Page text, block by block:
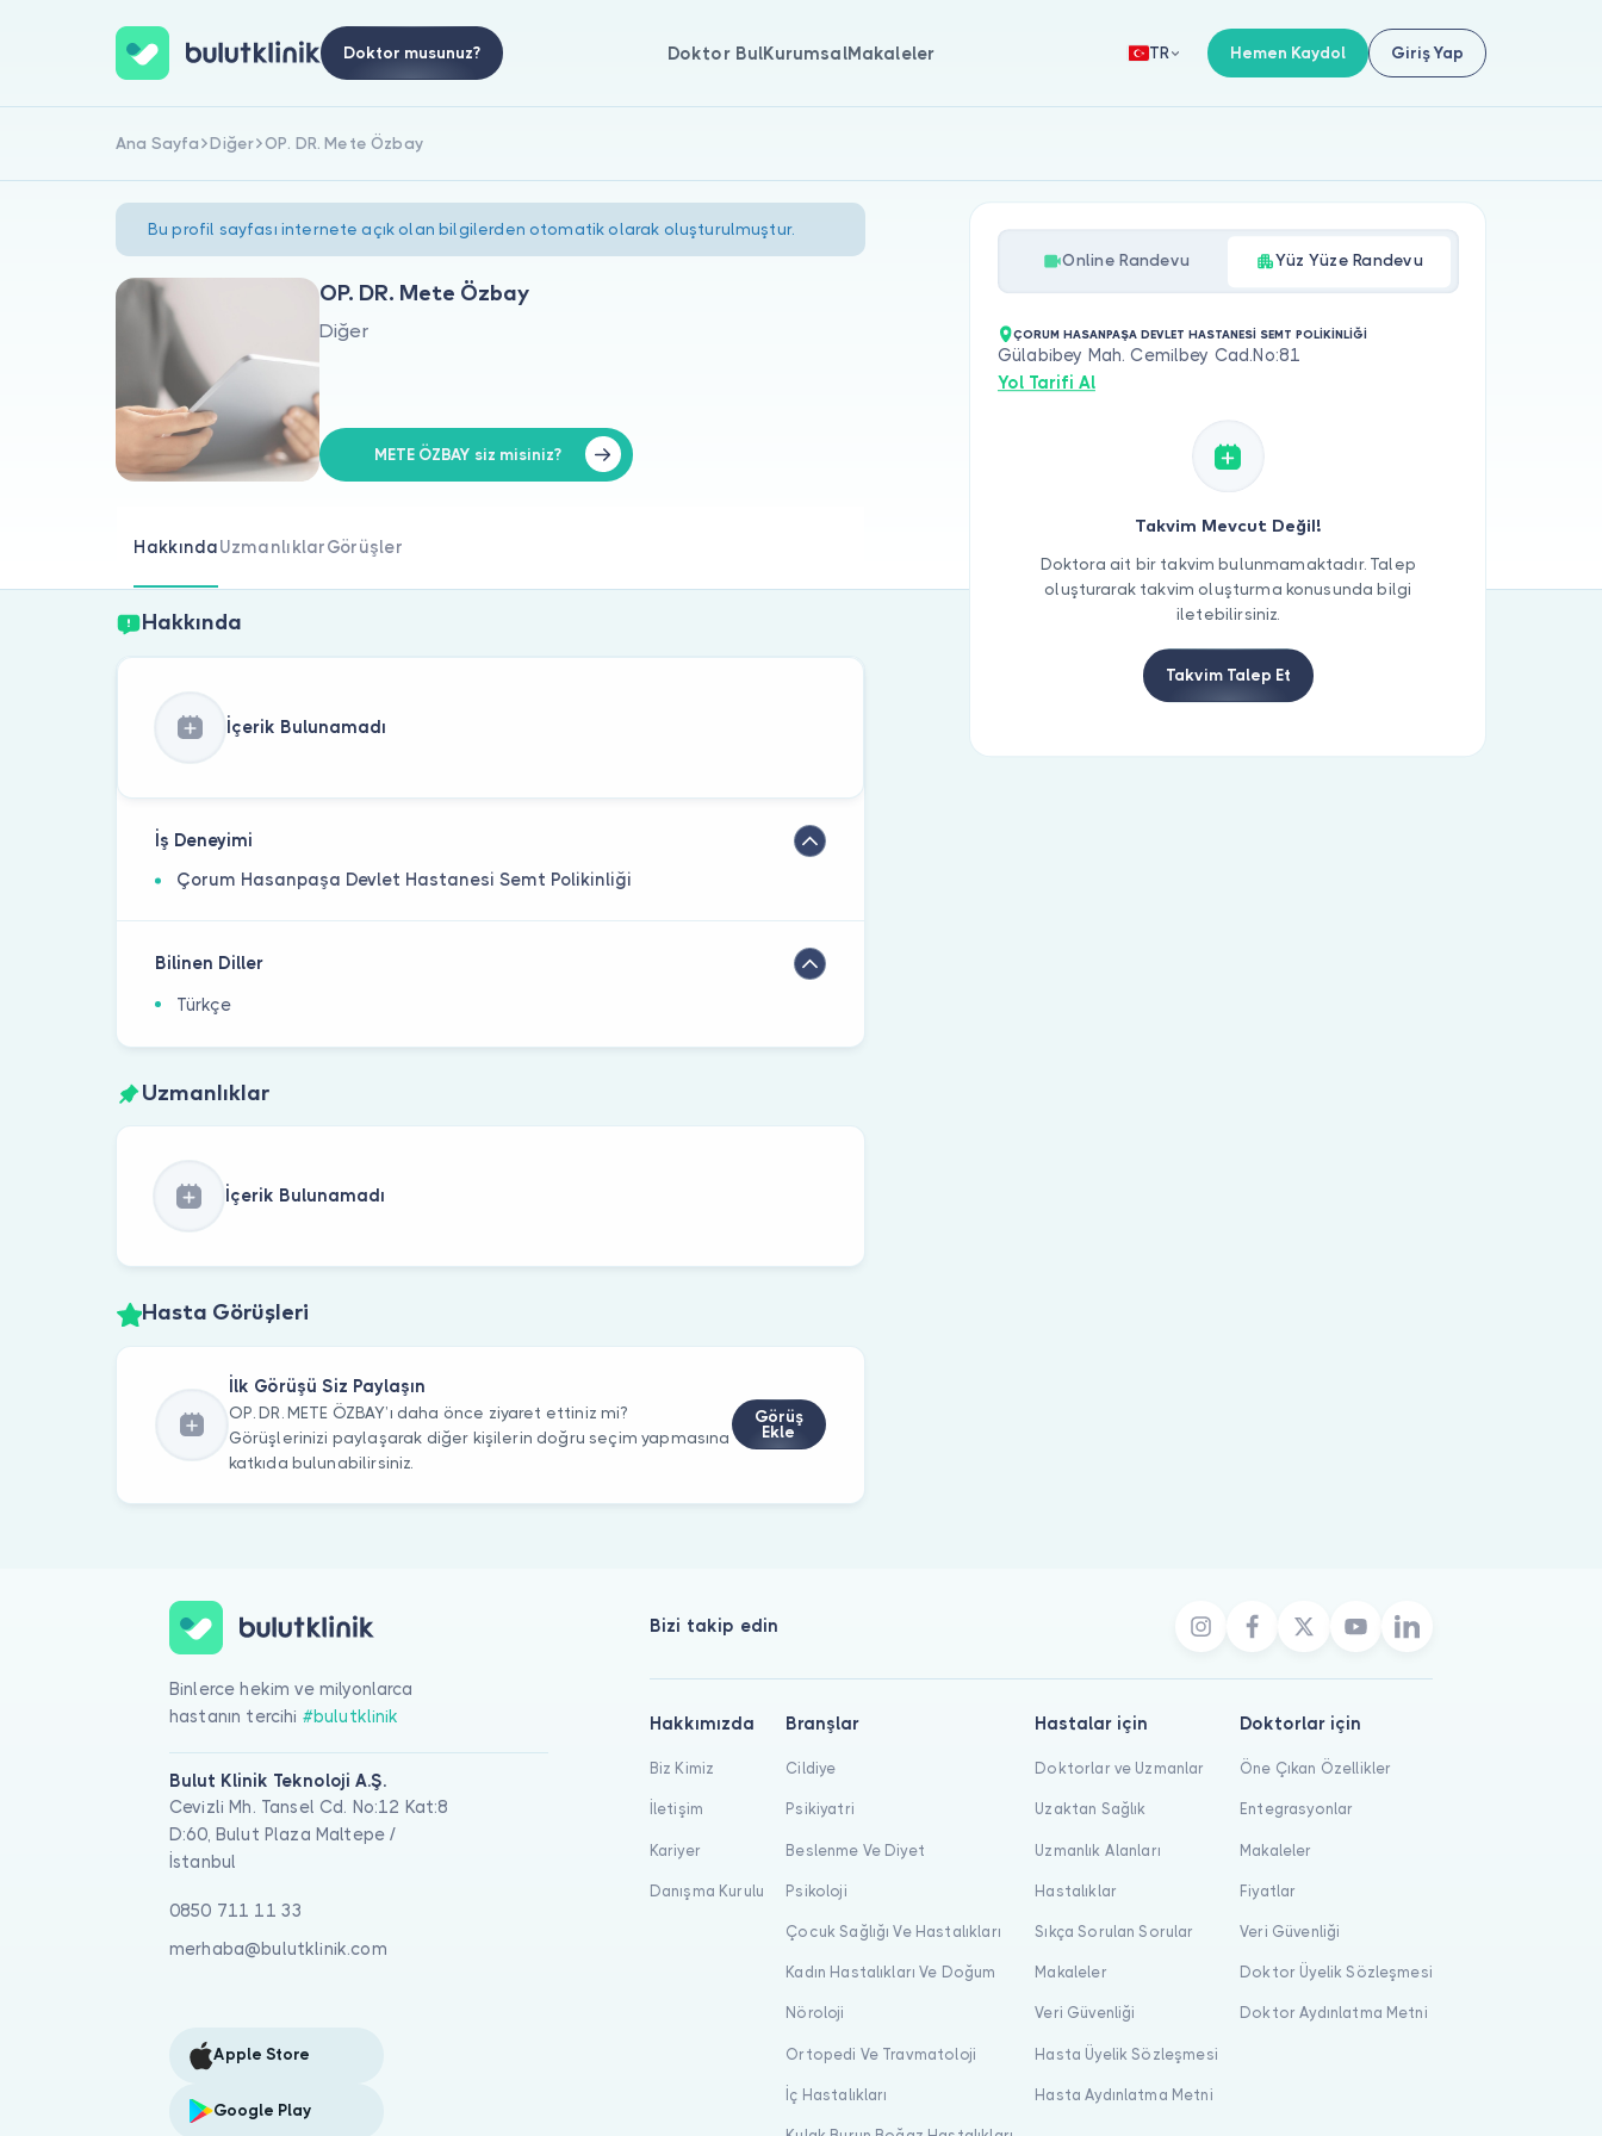
Doktor musunuz? Doktor BulKurumsalMakaleler TR Hemen Kaydol Giriş Yap
Ana Sayfa Diğer OP. DR. Mete Özbay
Bu profil sayfası internete açık olan bilgilerden otomatik olarak oluşturulmuştur.
OP. DR. Mete Özbay
Diğer
METE ÖZBAY siz misiniz?
HakkındaUzmanlıklarGörüşler
Hakkında
İçerik Bulunamadı
İş Deneyimi
Çorum Hasanpaşa Devlet Hastanesi Semt Polikinliği
Bilinen Diller
Türkçe
Uzmanlıklar
İçerik Bulunamadı
Hasta Görüşleri
İlk Görüşü Siz Paylaşın
OP. DR. METE ÖZBAY’ı daha önce ziyaret ettiniz mi?
Görüşlerinizi paylaşarak diğer kişilerin doğru seçim yapmasına
katkıda bulunabilirsiniz.
Görüş
Ekle
Online Randevu Yüz Yüze Randevu
ÇORUM HASANPAŞA DEVLET HASTANESİ SEMT POLİKİNLİĞİ
Gülabibey Mah. Cemilbey Cad.No:81
Yol Tarifi Al
Takvim Mevcut Değil!
Doktora ait bir takvim bulunmamaktadır. Talep
oluşturarak takvim oluşturma konusunda bilgi
iletebilirsiniz.
Takvim Talep Et
Binlerce hekim ve milyonlarca
hastanın tercihi #bulutklinik
Bulut Klinik Teknoloji A.Ş.
Cevizli Mh. Tansel Cd. No:12 Kat:8
D:60, Bulut Plaza Maltepe /
İstanbul
0850 711 11 33
merhaba@bulutklinik.com
Apple Store
Google Play
Bizi takip edin
Hakkımızda
Biz Kimiz
İletişim
Kariyer
Danışma Kurulu
Branşlar
Cildiye
Psikiyatri
Beslenme Ve Diyet
Psikoloji
Çocuk Sağlığı Ve Hastalıkları
Kadın Hastalıkları Ve Doğum
Nöroloji
Ortopedi Ve Travmatoloji
İç Hastalıkları
Hastalar için
Doktorlar ve Uzmanlar
Uzaktan Sağlık
Uzmanlık Alanları
Hastalıklar
Sıkça Sorulan Sorular
Makaleler
Veri Güvenliği
Hasta Üyelik Sözleşmesi
Hasta Aydınlatma Metni
Doktorlar için
Öne Çıkan Özellikler
Entegrasyonlar
Makaleler
Fiyatlar
Veri Güvenliği
Doktor Üyelik Sözleşmesi
Doktor Aydınlatma Metni